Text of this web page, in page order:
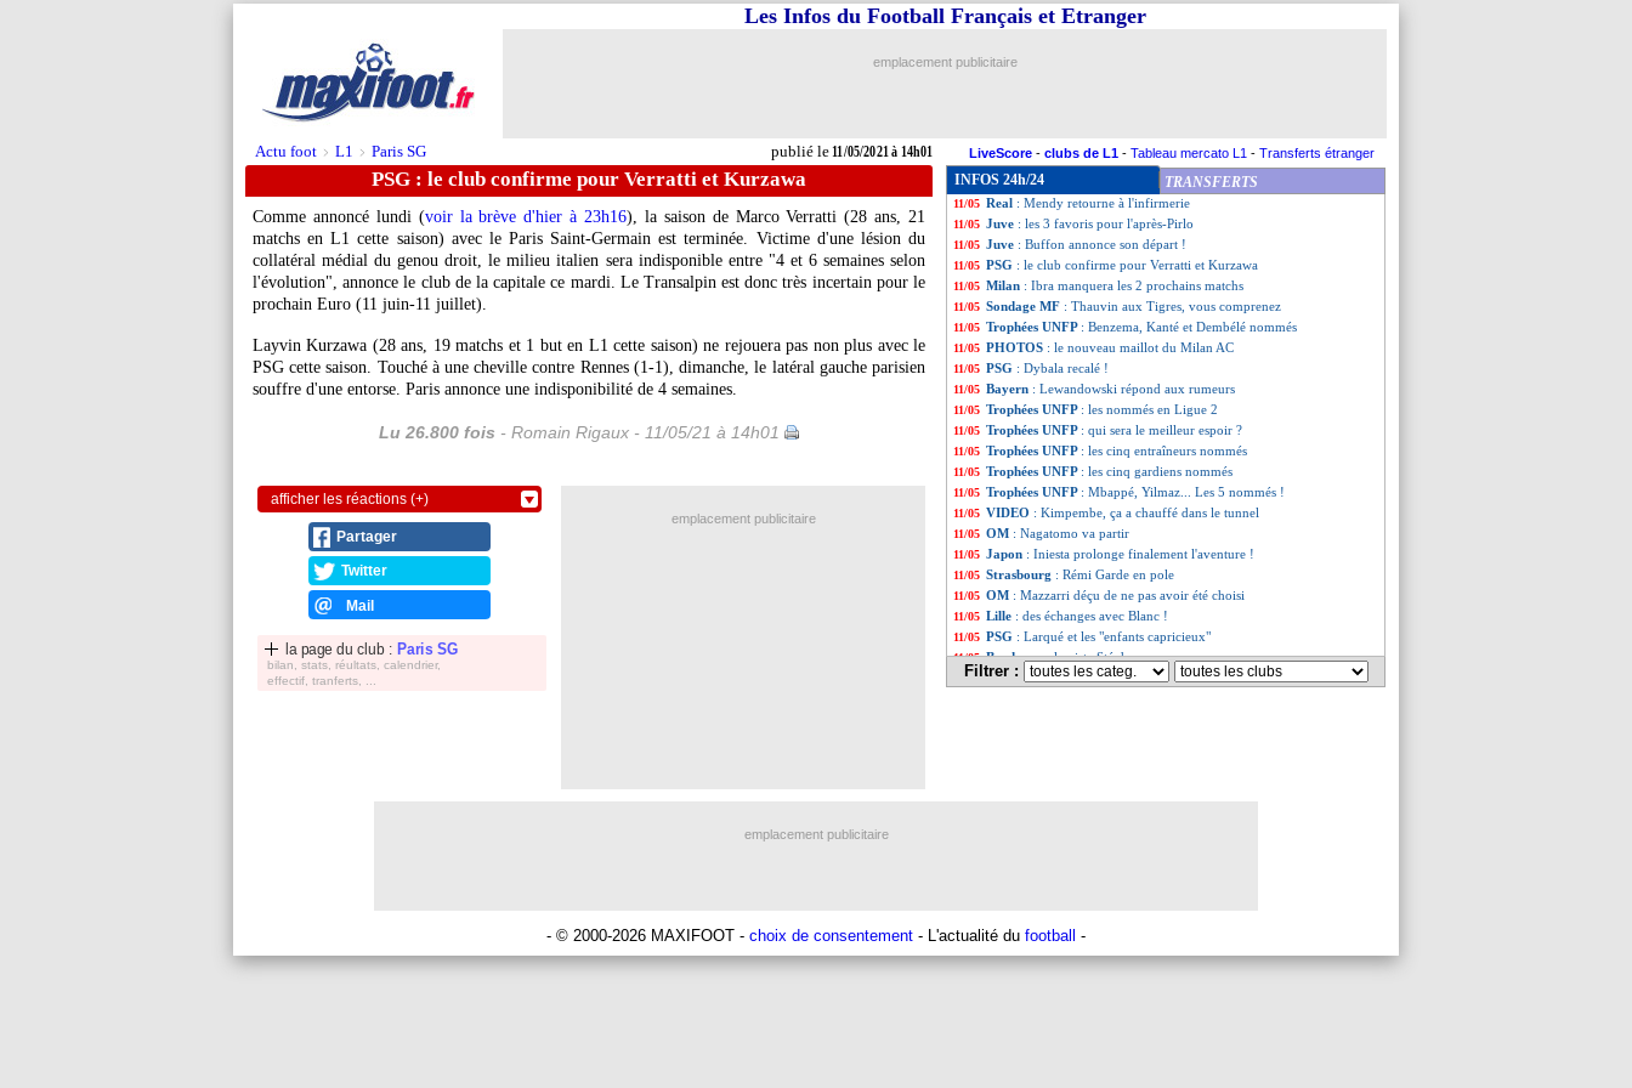
Actu foot > L1 > Paris SG publié le11/05/2021 à 14h01
Les Infos du Football Français et Etranger
emplacement publicitaire
LiveScore - clubs de L1 - Tableau mercato L1 - Transferts étranger
PSG : le club confirme pour Verratti et Kurzawa
Comme annoncé lundi (voir la brève d'hier à 23h16), la saison de Marco Verratti (28 ans, 21
matchs en L1 cette saison) avec le Paris Saint-Germain est terminée. Victime d'une lésion du
collatéral médial du genou droit, le milieu italien sera indisponible entre "4 et 6 semaines selon
l'évolution", annonce le club de la capitale ce mardi. Le Transalpin est donc très incertain pour le
prochain Euro (11 juin-11 juillet).
Layvin Kurzawa (28 ans, 19 matchs et 1 but en L1 cette saison) ne rejouera pas non plus avec le
PSG cette saison. Touché à une cheville contre Rennes (1-1), dimanche, le latéral gauche parisien
souffre d'une entorse. Paris annonce une indisponibilité de 4 semaines.
Lu 26.800 fois - Romain Rigaux - 11/05/21 à 14h01
afficher les réactions (+)
Partager
Twitter
Mail
la page du club : Paris SG
bilan, stats, réultats, calendrier,
effectif, tranferts, ...
INFOS 24h/24 TRANSFERTS
11/05 Man Utd: Van Basten cartonne Van de Beek !
11/05 Pays-Bas
11/05 PSG: Aurier ne fait pas l'unanimité
11/05 Allemagne : Flick, l'aveu de Bierhoff
11/05 Real : Mendy retourne à l'infirmerie
11/05 Juve : les 3 favoris pour l'après-Pirlo
11/05 Juve : Buffon annonce son départ !
11/05 PSG : le club confirme pour Verratti et Kurzawa
11/05 Milan : Ibra manquera les 2 prochains matchs
11/05 Sondage MF : Thauvin aux Tigres, vous comprenez
11/05 Trophées UNFP : Benzema, Kanté et Dembélé nommés
11/05 PHOTOS : le nouveau maillot du Milan AC
11/05 PSG : Dybala recalé !
11/05 Bayern : Lewandowski répond aux rumeurs
11/05 Trophées UNFP : les nommés en Ligue 2
11/05 Trophées UNFP : qui sera le meilleur espoir ?
11/05 Trophées UNFP : les cinq entraîneurs nommés
11/05 Trophées UNFP : les cinq gardiens nommés
11/05 Trophées UNFP : Mbappé, Yilmaz... Les 5 nommés !
11/05 VIDEO : Kimpembe, ça a chauffé dans le tunnel
11/05 OM : Nagatomo va partir
11/05 Japon : Iniesta prolonge finalement l'aventure !
11/05 Strasbourg : Rémi Garde en pole
11/05 OM : Mazzarri déçu de ne pas avoir été choisi
11/05 Lille : des échanges avec Blanc !
11/05 PSG : Larqué et les "enfants capricieux"
11/05 Bordeaux: la piste Stéphan
11/05 JO : Mbappé dans la pré-liste de Ripoll
Filtrer :
emplacement publicitaire
emplacement publicitaire
- © 2000-2026 MAXIFOOT - choix de consentement - L'actualité du football -